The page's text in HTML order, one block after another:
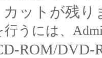
ットが残り
うには、
ROM/